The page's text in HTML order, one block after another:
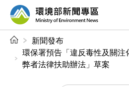
前往中央內容區塊
環境部新聞專
新聞發布
環保署預告「違反毒性及關注
弊者法律扶助辦法」草案